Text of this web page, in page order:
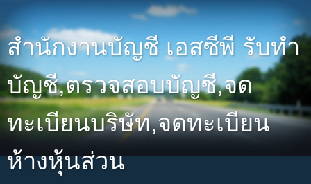
สำนักงานบัญชี เอสซีพี รับทำ
บัญชี,ตรวจสอบบัญชี,จด
ทะเบียนบริษัท,จดทะเบียน
ห้างหุ้นส่วน